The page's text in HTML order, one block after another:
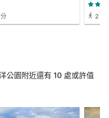
2 小
公園附近還有 10 處或許值